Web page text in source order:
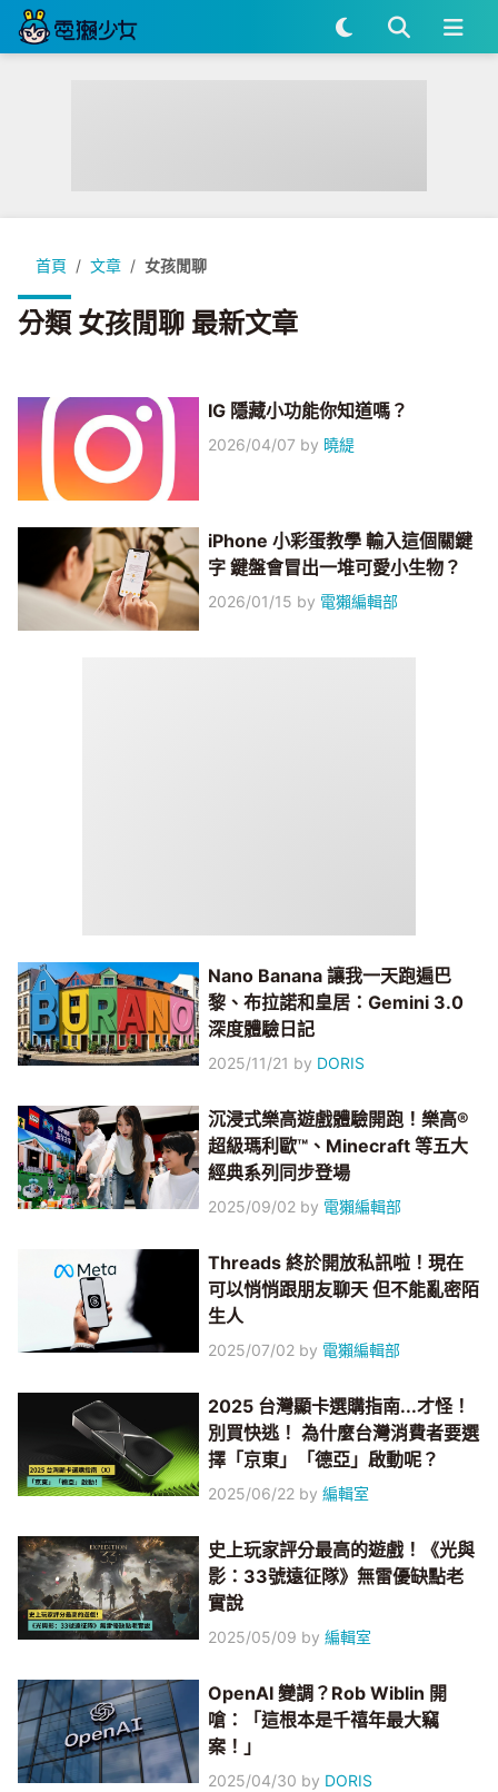
首頁 文章 女孩閒聊
分類 女孩閒聊 最新文章
IG 隱藏小功能你知道嗎？
2026/04/07 by 曉緹
iPhone 小彩蛋教學 輸入這個關鍵
字 鍵盤會冒出一堆可愛小生物？
2026/01/15 by 電獺編輯部
Nano Banana 讓我一天跑遍巴
黎、布拉諾和皇居：Gemini 3.0
深度體驗日記
2025/11/21 by DORIS
沉浸式樂高遊戲體驗開跑！樂高®
超級瑪利歐™、Minecraft 等五大
經典系列同步登場
2025/09/02 by 電獺編輯部
Threads 終於開放私訊啦！現在
可以悄悄跟朋友聊天 但不能亂密陌
生人
2025/07/02 by 電獺編輯部
2025 台灣顯卡選購指南...才怪！
別買快逃！ 為什麼台灣消費者要選
擇「京東」「德亞」啟動呢？
2025/06/22 by編輯室
史上玩家評分最高的遊戲！《光與
影：33號遠征隊》無雷優缺點老
實說
2025/05/09 by編輯室
OpenAI 變調？Rob Wiblin 開
嗆：「這根本是千禧年最大竊
案！」
2025/04/30 by DORIS